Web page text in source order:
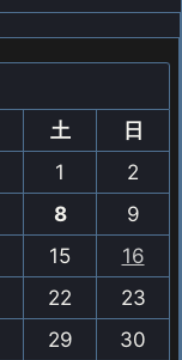
土
日
1
2
8
9
15
16
22
23
29
30